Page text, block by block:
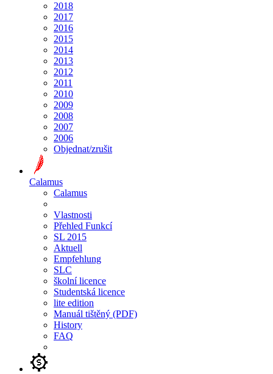
2018
2017
2016
2015
2014
2013
2012
2011
2010
2009
2008
2007
2006
Objednat/zrušit
Calamus
Calamus
Vlastnosti
Přehled Funkcí
SL 2015
Aktuell
Empfehlung
SLC
školní licence
Studentská licence
lite edition
Manuál tištěný (PDF)
History
FAQ